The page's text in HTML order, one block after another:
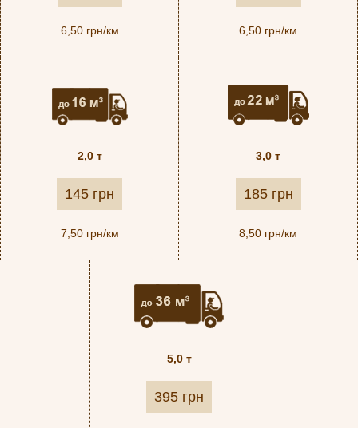
6,50 грн/км 6,50 грн/км
2,0 т
145 грн
7,50 грн/км
3,0 т
185 грн
8,50 грн/км
5,0 т
395 грн